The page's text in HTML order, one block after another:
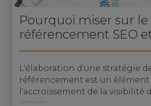
Pourquoi miser sur le
référencement SEO
L'élaboration d'une stratégie
référencement est un élément
l'accroissement de la visibilité
Lire l'article >